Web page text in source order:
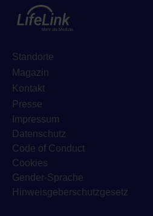
Standorte
Magazin
Kontakt
Presse
Impressum
Datenschutz
Code of Conduct
Cookies
Gender-Sprache
Hinweisgeberschutzgesetz